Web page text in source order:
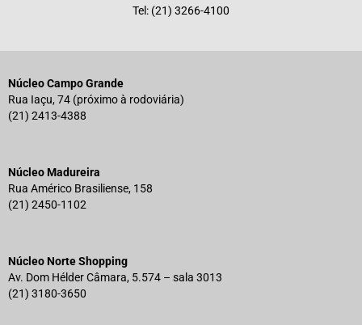
Tel: (21) 3266-4100
Núcleo Campo Grande
Rua Iaçu, 74 (próximo à rodoviária)
(21) 2413-4388
Núcleo Madureira
Rua Américo Brasiliense, 158
(21) 2450-1102
Núcleo Norte Shopping
Av. Dom Hélder Câmara, 5.574 – sala 3013
(21) 3180-3650